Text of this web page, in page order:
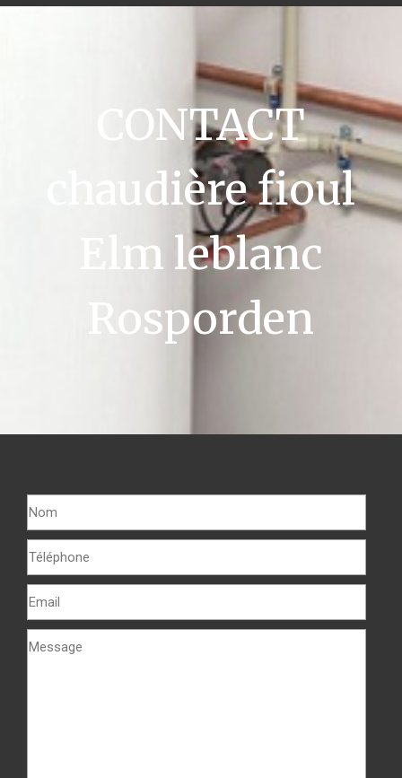
CONTACT
chaudière fioul
Elm leblanc
Rosporden